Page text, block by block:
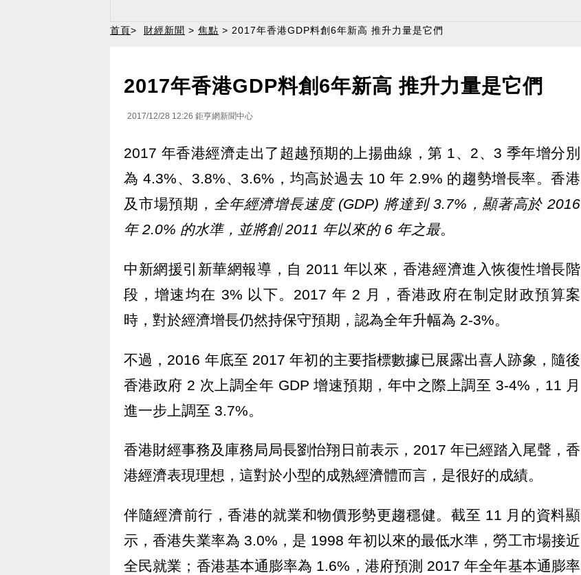
首頁> 財經新聞 > 焦點 > 2017年香港GDP料創6年新高 推升力量是它們
2017年香港GDP料創6年新高 推升力量是它們
2017/12/28 12:26 鉅亨網新聞中心
2017 年香港經濟走出了超越預期的上揚曲線，第 1、2、3 季年增分別
為 4.3%、3.8%、3.6%，均高於過去 10 年 2.9% 的趨勢增長率。香港
及市場預期， 全年經濟增長速度 (GDP) 將達到 3.7%，顯著高於 2016
年 2.0% 的水準，並將創 2011 年以來的 6 年之最。
中新網援引新華網報導，自 2011 年以來，香港經濟進入恢復性增長階
段，增速均在 3% 以下。2017 年 2 月，香港政府在制定財政預算案
時，對於經濟增長仍然持保守預期，認為全年升幅為 2-3%。
不過，2016 年底至 2017 年初的主要指標數據已展露出喜人跡象，隨後
香港政府 2 次上調全年 GDP 增速預期，年中之際上調至 3-4%，11 月
進一步上調至 3.7%。
香港財經事務及庫務局局長劉怡翔日前表示，2017 年已經踏入尾聲，香
港經濟表現理想，這對於小型的成熟經濟體而言，是很好的成績。
伴隨經濟前行，香港的就業和物價形勢更趨穩健。截至 11 月的資料顯
示，香港失業率為 3.0%，是 1998 年初以來的最低水準，勞工市場接近
全民就業；香港基本通膨率為 1.6%，港府預測 2017 年全年基本通膨率